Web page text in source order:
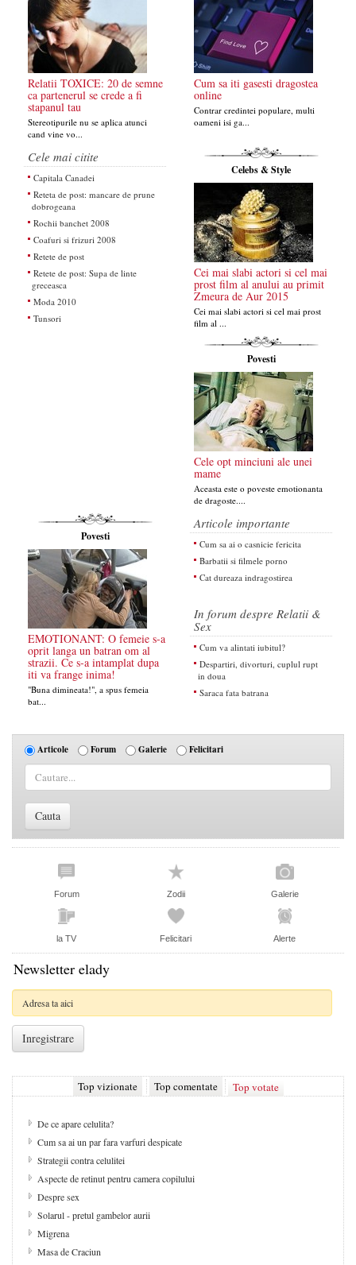
Relatii TOXICE: 20 de semne
ca partenerul se crede a fi
stapanul tau
Stereotipurile nu se aplica atunci
cand vine vo...
Cum sa iti gasesti dragostea
online
Contrar credintei populare, multi
oameni isi ga...
Cele mai citite
Capitala Canadei
Reteta de post: mancare de prune
dobrogeana
Rochii banchet 2008
Coafuri si frizuri 2008
Retete de post
Retete de post: Supa de linte
greceasca
Moda 2010
Tunsori
Celebs & Style
Cei mai slabi actori si cel mai
prost film al anului au primit
Zmeura de Aur 2015
Cei mai slabi actori si cel mai prost
film al ...
Povesti
Cele opt minciuni ale unei
mame
Aceasta este o poveste emotionanta
de dragoste....
Povesti
EMOTIONANT: O femeie s-a
oprit langa un batran om al
strazii. Ce s-a intamplat dupa
iti va frange inima!
"Buna dimineata!", a spus femeia
bat...
Articole importante
Cum sa ai o casnicie fericita
Barbatii si filmele porno
Cat dureaza indragostirea
In forum despre Relatii &
Sex
Cum va alintati iubitul?
Despartiri, divorturi, cuplul rupt
in doua
Saraca fata batrana
Articole Forum Galerie Felicitari
Forum Zodii Galerie
la TV Felicitari Alerte
Newsletter elady
Top vizionate Top comentate Top votate
De ce apare celulita?
Cum sa ai un par fara varfuri despicate
Strategii contra celulitei
Aspecte de retinut pentru camera copilului
Despre sex
Solarul - pretul gambelor aurii
Migrena
Masa de Craciun